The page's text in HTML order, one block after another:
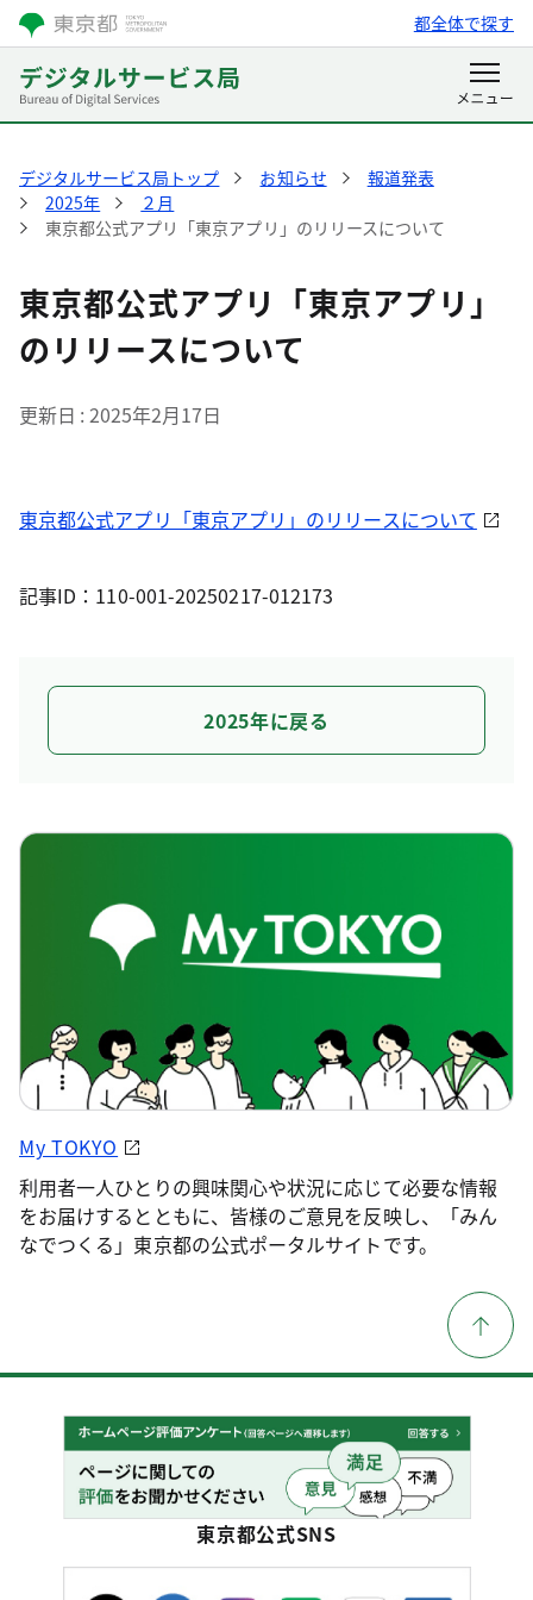
都全体で探す
デジタルサービス局トップ お知らせ
報道発表
2025年
２月
東京都公式アプリ「東京アプリ」のリリースについて
東京都公式アプリ「東京アプリ」
のリリースについて
更新日 2025年2月17日
東京都公式アプリ「東京アプリ」のリリースについて
記事ID：110-001-20250217-012173
2025年に戻る
My TOKYO
利用者一人ひとりの興味関心や状況に応じて必要な情報
をお届けするとともに、皆様のご意見を反映し、「みん
なでつくる」東京都の公式ポータルサイトです。
東京都公式SNS